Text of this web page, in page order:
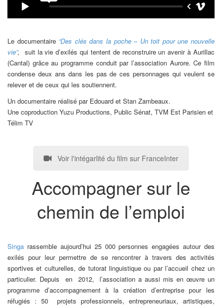
Le documentaire “Des clés dans la poche– Un toit pour une nouvelle
vie”,
suit la vie d’exilés qui tentent de reconstruire un avenir à Aurillac
(Cantal) grâce au programme conduit par l’association Aurore. Ce film
condense deux ans dans les pas de ces personnages qui veulent se
relever et de ceux qui les soutiennent.
Un documentaire réalisé par Edouard et Stan Zambeaux.
Une coproduction Yuzu Productions, Public Sénat, TVM Est Parisien et
Télim TV
Voir l'intégarlité du film sur FranceInter
Accompagner sur le
chemin de l’emploi
Singa rassemble aujourd’hui 25 000 personnes engagées autour des
exilés pour leur permettre de se rencontrer à travers des activités
sportives et culturelles, de tutorat linguistique ou par l’accueil chez un
particulier. Depuis en 2012, l’association a aussi mis en œuvre un
programme d’accompagnement à la création d’entreprise pour les
réfugiés : 50 projets professionnels, entrepreneuriaux, artistiques,